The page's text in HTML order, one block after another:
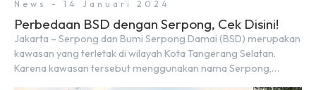
News - 14 Januari 2024
Perbedaan BSD dengan Serpong, Cek Disini!
Jakarta – Serpong dan Bumi Serpong Damai (BSD) merupakan
kawasan yang terletak di wilayah Kota Tangerang Selatan.
Karena kawasan tersebut menggunakan nama Serpong,